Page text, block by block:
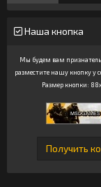
Наша кнопка
Мы будем вам
разместите нашу кнопку у
Размер кнопки: